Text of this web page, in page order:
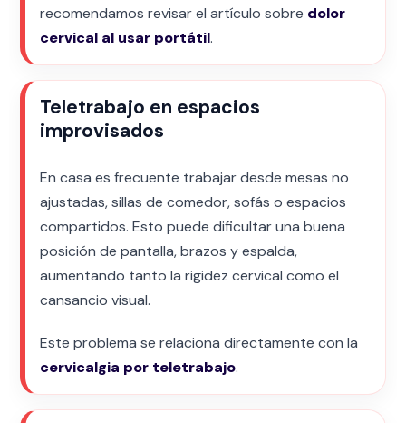
recomendamos revisar el artículo sobre dolor
cervical al usar portátil.
Teletrabajo en espacios
improvisados
En casa es frecuente trabajar desde mesas no
ajustadas, sillas de comedor, sofás o espacios
compartidos. Esto puede dificultar una buena
posición de pantalla, brazos y espalda,
aumentando tanto la rigidez cervical como el
cansancio visual.
Este problema se relaciona directamente con la
cervicalgia por teletrabajo.